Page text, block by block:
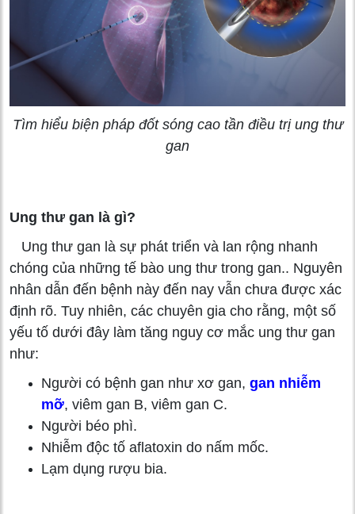
Tìm hiểu biện pháp đốt sóng cao tần điều trị ung thư
gan
Ung thư gan là gì?
Ung thư gan là sự phát triển và lan rộng nhanh
chóng của những tế bào ung thư trong gan.. Nguyên
nhân dẫn đến bệnh này đến nay vẫn chưa được xác
định rõ. Tuy nhiên, các chuyên gia cho rằng, một số
yếu tố dưới đây làm tăng nguy cơ mắc ung thư gan
như:
Người có bệnh gan như xơ gan, gan nhiễm
mỡ, viêm gan B, viêm gan C.
Người béo phì.
Nhiễm độc tố aflatoxin do nấm mốc.
Lạm dụng rượu bia.